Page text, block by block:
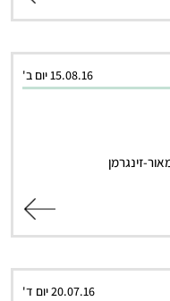
15.08.16 יום ב'
זינגרמן
20.07.16 יום ד'